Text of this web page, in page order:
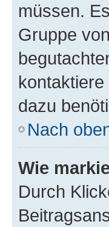
müssen.
Gruppe
dazu
Nach
Wie
Durch